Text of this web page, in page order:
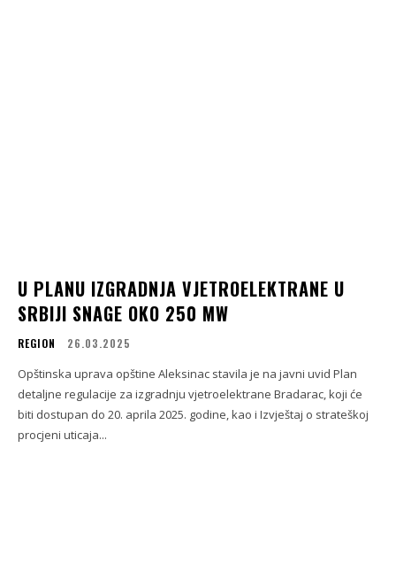
U PLANU IZGRADNJA VJETROELEKTRANE U
SRBIJI SNAGE OKO 250 MW
REGION 26.03.2025
Opštinska uprava opštine Aleksinac stavila je na javni uvid Plan
detaljne regulacije za izgradnju vjetroelektrane Bradarac, koji će
biti dostupan do 20. aprila 2025. godine, kao i Izvještaj o strateškoj
procjeni uticaja...